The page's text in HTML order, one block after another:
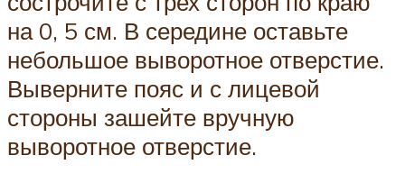
на 0, 5 см. В середине оставьте
небольшое выворотное отверстие.
Выверните пояс и с лицевой
стороны зашейте вручную
выворотное отверстие.